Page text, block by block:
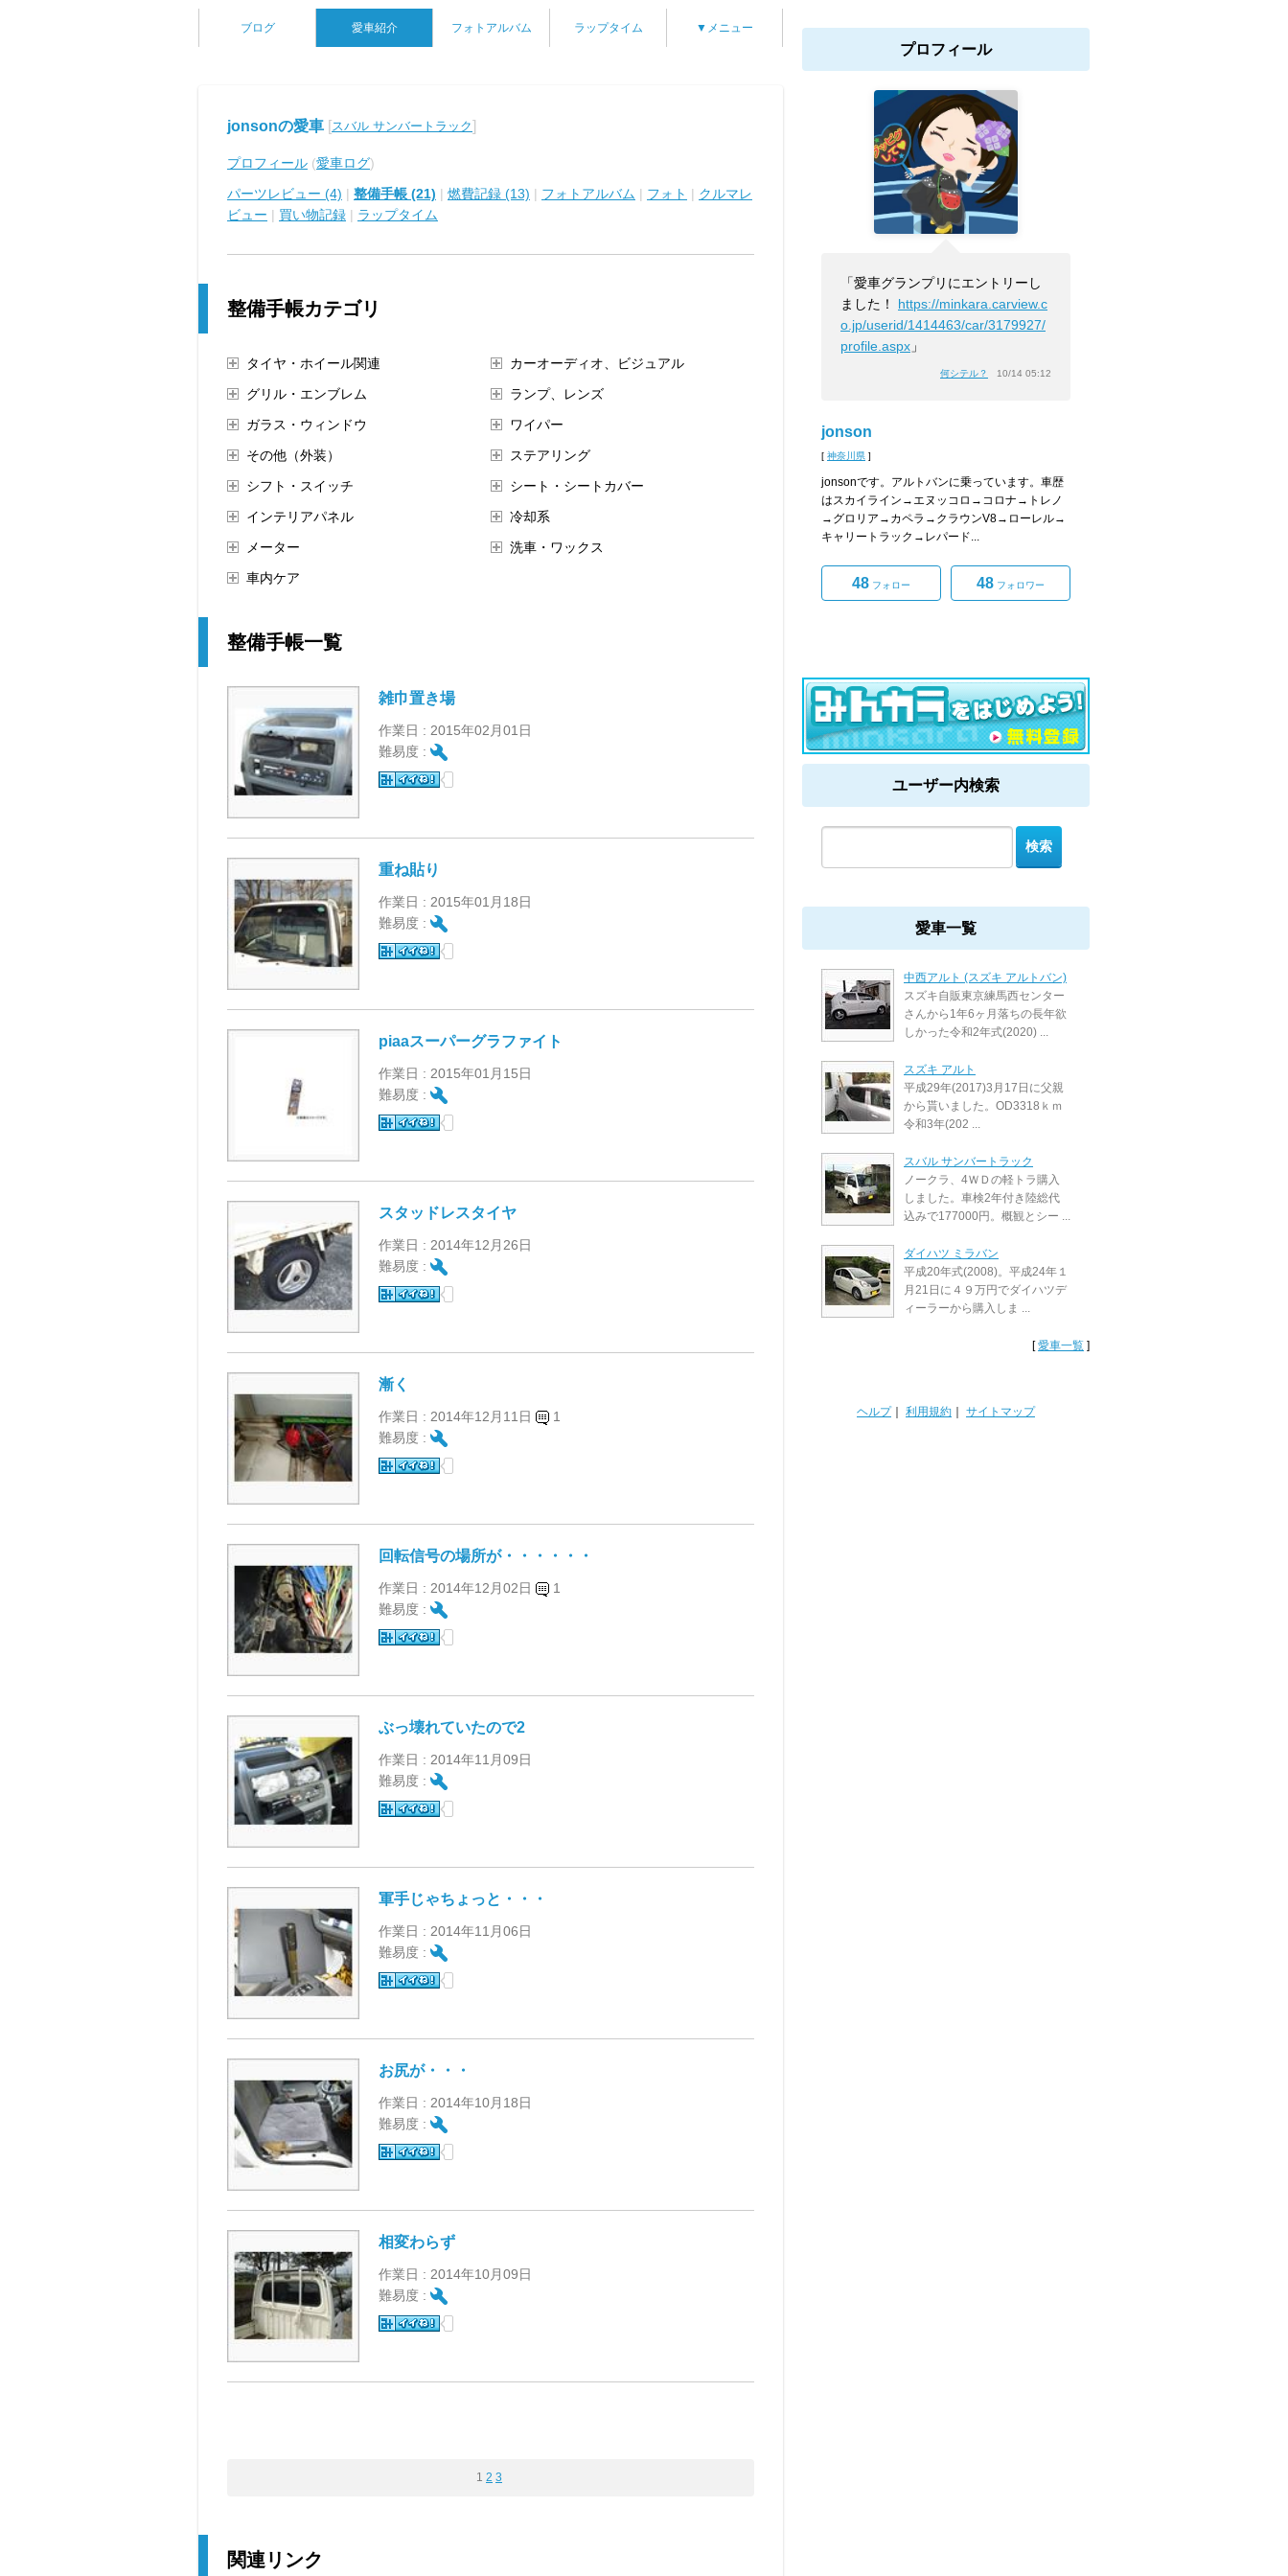
ブログ 愛車紹介 フォトアルバム ラップタイム ▼メニュー
jonsonの愛車 [スバル サンバートラック]
プロフィール (愛車ログ)
パーツレビュー (4) | 整備手帳 (21) | 燃費記録 (13) | フォトアルバム | フォト | クルマレ
ビュー | 買い物記録 | ラップタイム
整備手帳カテゴリ
タイヤ・ホイール関連
グリル・エンブレム
ガラス・ウィンドウ
その他（外装）
シフト・スイッチ
インテリアパネル
メーター
車内ケア
カーオーディオ、ビジュアル
ランプ、レンズ
ワイパー
ステアリング
シート・シートカバー
冷却系
洗車・ワックス
整備手帳一覧
雑巾置き場
作業日 : 2015年02月01日
難易度 :
重ね貼り
作業日 : 2015年01月18日
難易度 :
piaaスーパーグラファイト
作業日 : 2015年01月15日
難易度 :
スタッドレスタイヤ
作業日 : 2014年12月26日
難易度 :
漸く
作業日 : 2014年12月11日
1
難易度 :
回転信号の場所が・・・・・・
作業日 : 2014年12月02日
1
難易度 :
ぶっ壊れていたので2
作業日 : 2014年11月09日
難易度 :
軍手じゃちょっと・・・
作業日 : 2014年11月06日
難易度 :
お尻が・・・
作業日 : 2014年10月18日
難易度 :
相変わらず
作業日 : 2014年10月09日
難易度 :
1 2 3
関連リンク
プロフィール
「愛車グランプリにエントリーし
ました！ https://minkara.carview.c
o.jp/userid/1414463/car/3179927/
profile.aspx 」
何シテル？ 10/14 05:12
jonson
[ 神奈川県 ]
jonsonです。アルトバンに乗っています。車歴
はスカイライン→エヌッコロ→コロナ→トレノ
→グロリア→カペラ→クラウンV8→ローレル→
キャリートラック→レパード...
48 フォロー 48 フォロワー
ユーザー内検索
愛車一覧
中西アルト (スズキ アルトバン)
スズキ自販東京練馬西センター
さんから1年6ヶ月落ちの長年欲
しかった令和2年式(2020) ...
スズキ アルト
平成29年(2017)3月17日に父親
から貰いました。OD3318ｋｍ
令和3年(202 ...
スバル サンバートラック
ノークラ、4ＷＤの軽トラ購入
しました。車検2年付き陸総代
込みで177000円。概観とシー ...
ダイハツ ミラバン
平成20年式(2008)。平成24年１
月21日に４９万円でダイハツデ
ィーラーから購入しま ...
[愛車一覧 ]
ヘルプ｜ 利用規約 サイトマップ